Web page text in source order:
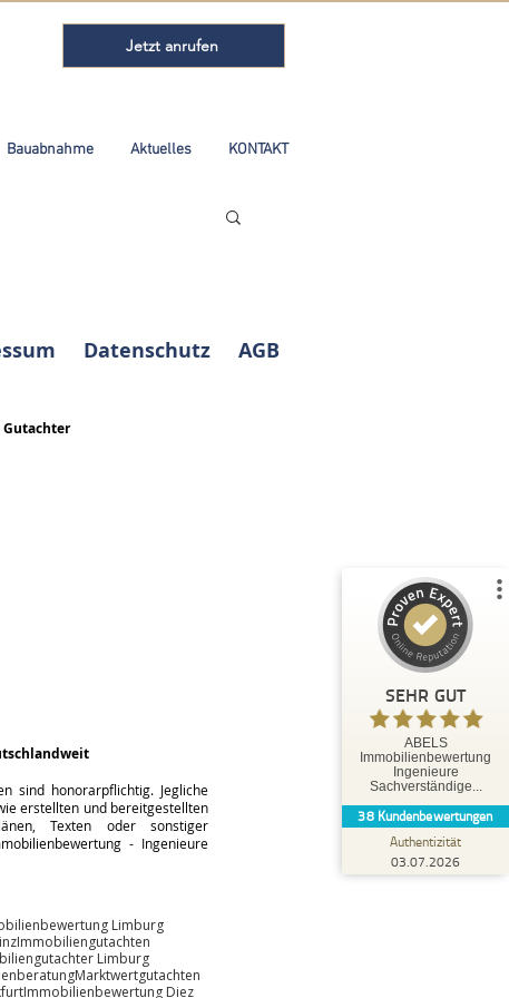
Jetzt anrufen
Bauabnahme Aktuelles KONTAKT
Datenschutz AGB
Gutachter
sind honorarpflichtig. Jegliche
erstellten und bereitgestellten
Texten oder sonstiger
- Ingenieure
Limburg
Immobiliengutachten
Limburg
Marktwertgutachten
Immobilienbewertung Diez
SEHR GUT
ABELS
Immobilienbewertung
Ingenieure
Sachverständige...
38 Kundenbewertungen
Authentizität
03.07.2026
3
Bewertungen auf
ProvenExpert.com
Blick aufs ProvenExpert-Profil werfen
Tobias O.
5,00
bestens betreut. Die Leistungen von Herrn
Abels können wir ausdr...